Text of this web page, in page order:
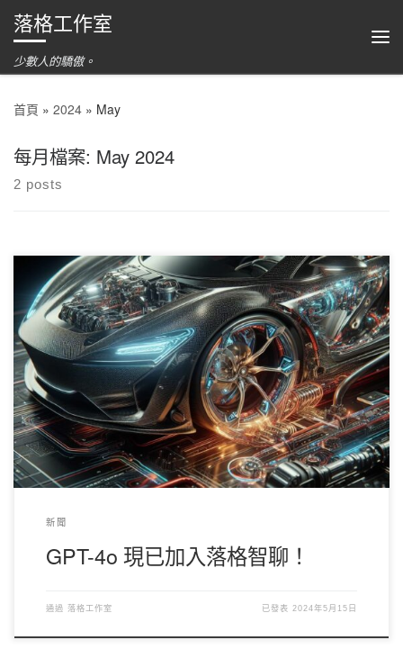
跳到內容
落格工作室
少數人的驕傲。
首頁 » 2024 » May
每月檔案: May 2024
2 posts
OpenAI 近日發佈了全新的 GPT4 模型，GPT-4o （是字母o不是數
位0） 該模型性能更高速度更快理解能力更強悍，更更重要的是，
價格還更低（相對 GPT-4-Turbo） 現在起落格智聊用戶端和 API
均已支援 GPT-4o！ 模型輸入：128k 模型輸出：4k 定價： 輸入：
0.1點/ 1k token 輸出：0.2點/ 1k token 另： 落格智聊目前只支援
文本交互，這包括了用戶端和 API，我們正在努力安排圖片支
援......
新聞
GPT-4o 現已加入落格智聊！
通過 落格工作室 已發表2024年5月15日